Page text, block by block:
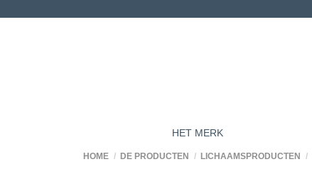
HET MERK
HOME DE PRODUCTEN LICHAAMSPRODUCTEN